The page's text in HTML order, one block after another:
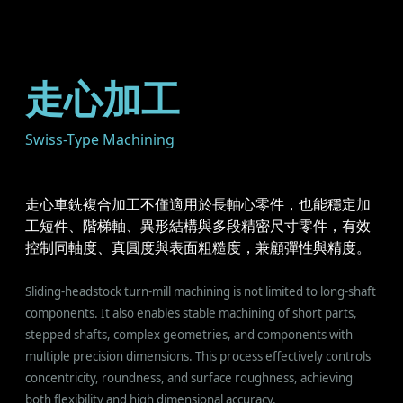
走心加工
Swiss-Type Machining
走心車銑複合加工不僅適用於長軸心零件，也能穩定加
工短件、階梯軸、異形結構與多段精密尺寸零件，有效
控制同軸度、真圓度與表面粗糙度，兼顧彈性與精度。
Sliding-headstock turn-mill machining is not limited to long-shaft
components. It also enables stable machining of short parts,
stepped shafts, complex geometries, and components with
multiple precision dimensions. This process effectively controls
concentricity, roundness, and surface roughness, achieving
both flexibility and high dimensional accuracy.